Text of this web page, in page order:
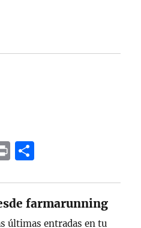
P
n
t
m
p
farmarunning
últimas entradas en tu